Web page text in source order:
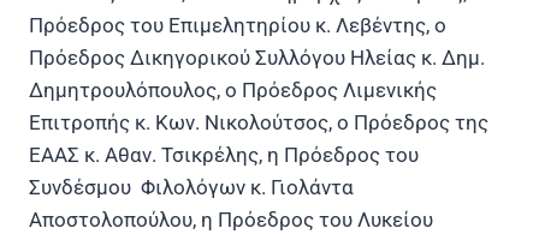
Πρόεδρος του Επιμελητηρίου κ. Λεβέντης, ο
Πρόεδρος Δικηγορικού Συλλόγου Ηλείας κ. Δημ.
Δημητρουλόπουλος, ο Πρόεδρος Λιμενικής
Επιτροπής κ. Κων. Νικολούτσος, ο Πρόεδρος της
ΕΑΑΣ κ. Αθαν. Τσικρέλης, η Πρόεδρος του
Συνδέσμου Φιλολόγων κ. Γιολάντα
Αποστολοπούλου, η Πρόεδρος του Λυκείου